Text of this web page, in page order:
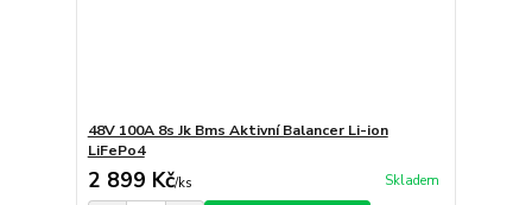
48V 100A 8s Jk Bms Aktivní Balancer Li-ion
LiFePo4
2 899 Kč/ks Skladem